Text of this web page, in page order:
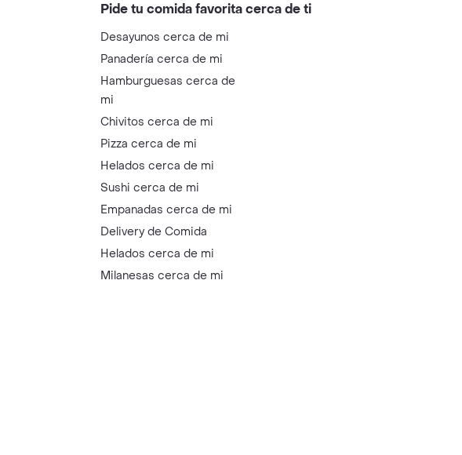
Pide tu comida favorita cerca de ti
Desayunos cerca de mi
Panadería cerca de mi
Hamburguesas cerca de
mi
Chivitos cerca de mi
Pizza cerca de mi
Helados cerca de mi
Sushi cerca de mi
Empanadas cerca de mi
Delivery de Comida
Helados cerca de mi
Milanesas cerca de mi